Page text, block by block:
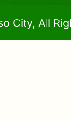
City, All